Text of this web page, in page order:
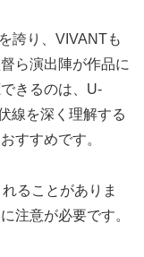
誇り、VIVANTも
ら演出陣が作品に
きるのは、U-
線を深く理解する
すすめです。
ることがありま
注意が必要です。